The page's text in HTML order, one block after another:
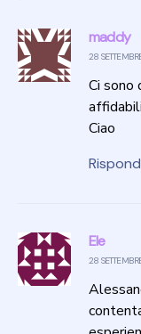
maddy
28
Ci sono
Ciao
Ele
28